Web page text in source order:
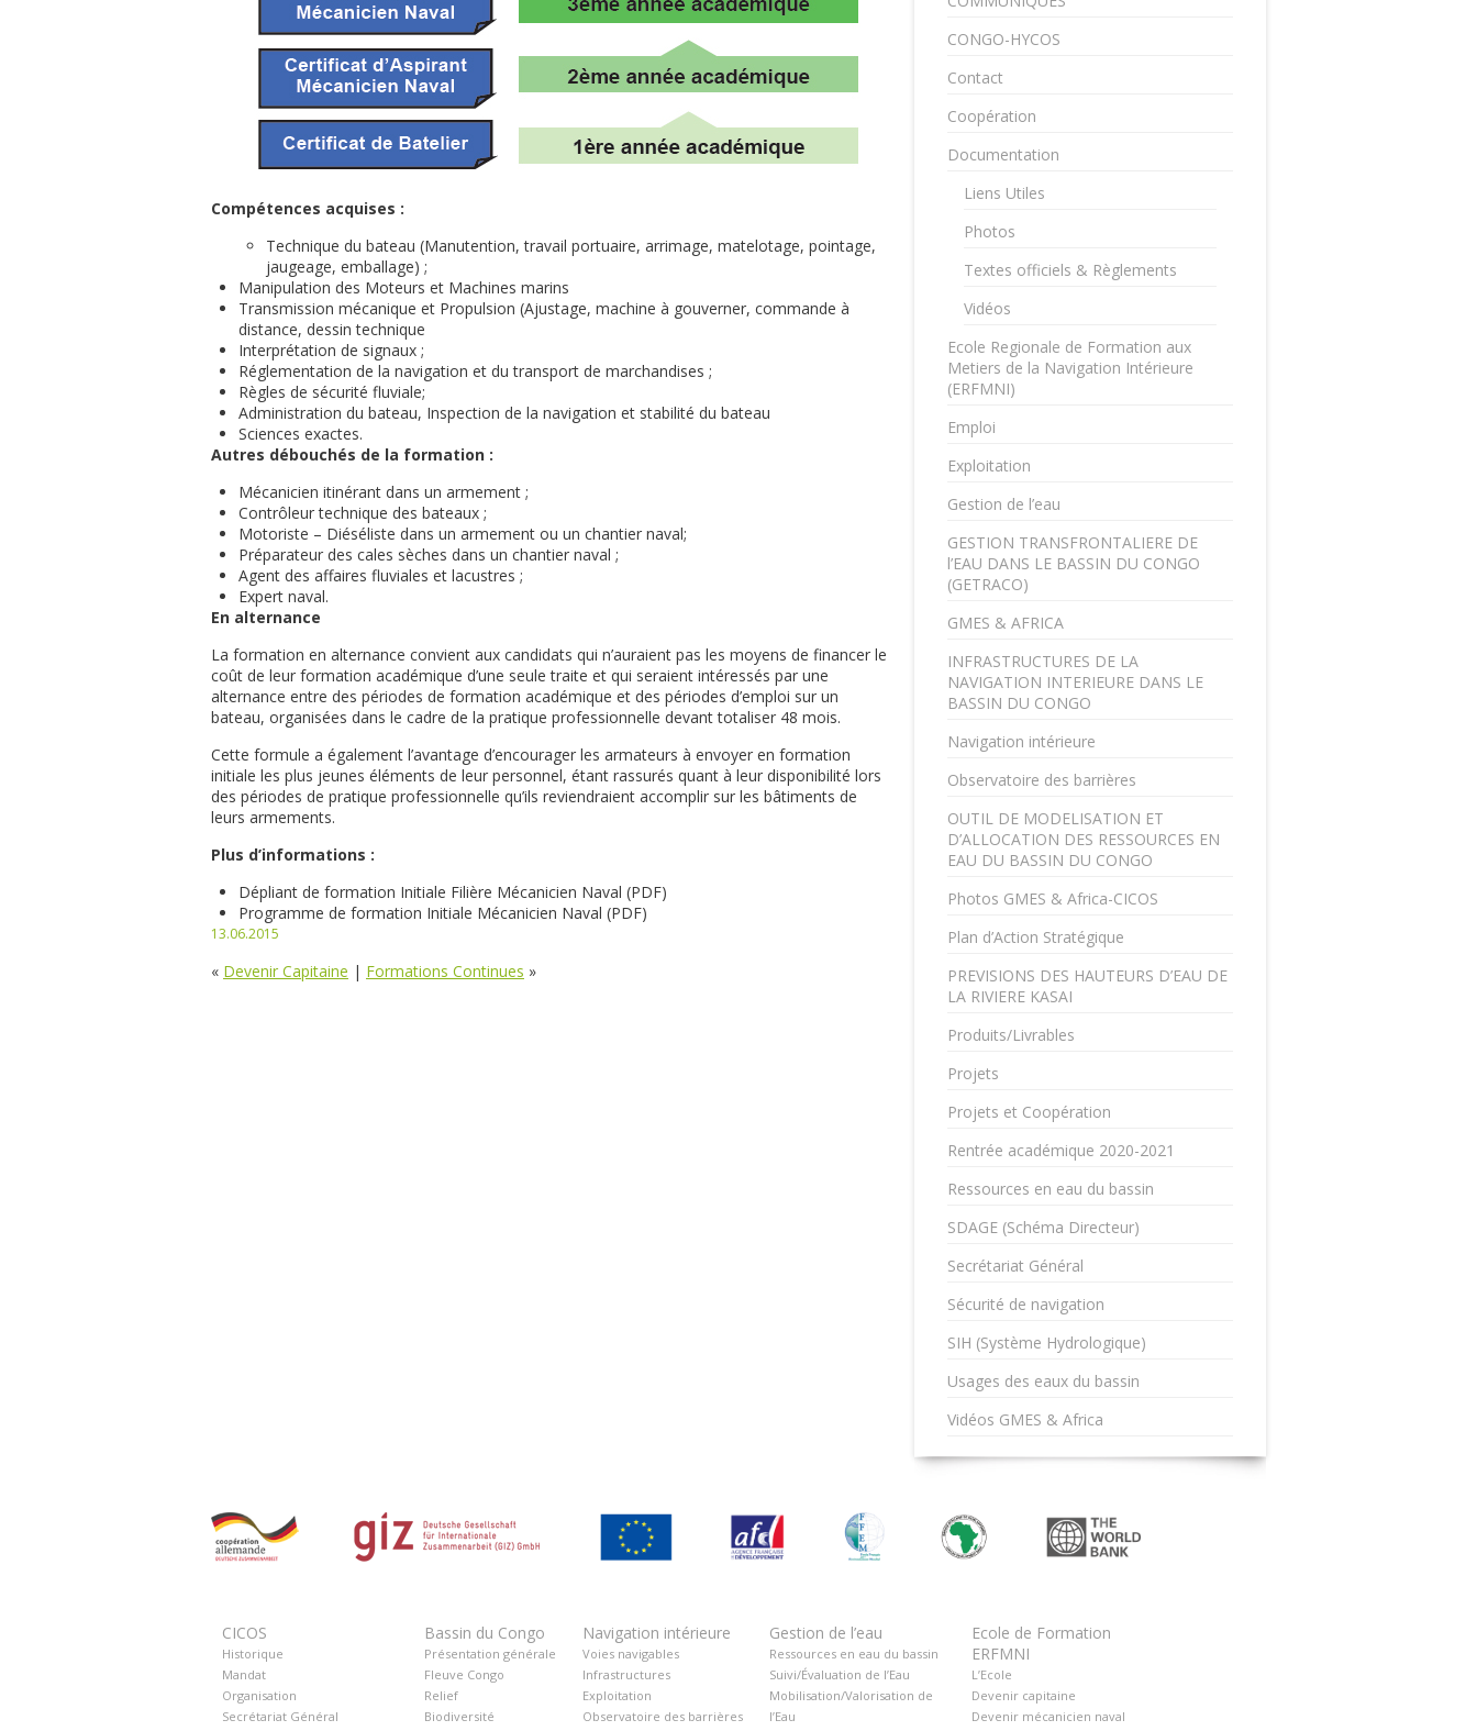
Compétences acquises :
Technique du bateau (Manutention, travail portuaire, arrimage, matelotage, pointage,
jaugeage, emballage) ;
Manipulation des Moteurs et Machines marins
Transmission mécanique et Propulsion (Ajustage, machine à gouverner, commande à
distance, dessin technique
Interprétation de signaux ;
Réglementation de la navigation et du transport de marchandises ;
Règles de sécurité fluviale;
Administration du bateau, Inspection de la navigation et stabilité du bateau
Sciences exactes.
Autres débouchés de la formation :
Mécanicien itinérant dans un armement ;
Contrôleur technique des bateaux ;
Motoriste – Diéséliste dans un armement ou un chantier naval;
Préparateur des cales sèches dans un chantier naval ;
Agent des affaires fluviales et lacustres ;
Expert naval.
En alternance
La formation en alternance convient aux candidats qui n’auraient pas les moyens de financer le
coût de leur formation académique d’une seule traite et qui seraient intéressés par une
alternance entre des périodes de formation académique et des périodes d’emploi sur un
bateau, organisées dans le cadre de la pratique professionnelle devant totaliser 48 mois.
Cette formule a également l’avantage d’encourager les armateurs à envoyer en formation
initiale les plus jeunes éléments de leur personnel, étant rassurés quant à leur disponibilité lors
des périodes de pratique professionnelle qu’ils reviendraient accomplir sur les bâtiments de
leurs armements.
Plus d’informations :
Dépliant de formation Initiale Filière Mécanicien Naval (PDF)
Programme de formation Initiale Mécanicien Naval (PDF)
13.06.2015
« Devenir Capitaine | Formations Continues »
CONGO-HYCOS
Contact
Coopération
Documentation
Liens Utiles
Photos
Textes officiels & Règlements
Vidéos
Ecole Regionale de Formation aux
Metiers de la Navigation Intérieure
(ERFMNI)
Emploi
Exploitation
Gestion de l’eau
GESTION TRANSFRONTALIERE DE
l’EAU DANS LE BASSIN DU CONGO
(GETRACO)
GMES & AFRICA
INFRASTRUCTURES DE LA
NAVIGATION INTERIEURE DANS LE
BASSIN DU CONGO
Navigation intérieure
Observatoire des barrières
OUTIL DE MODELISATION ET
D’ALLOCATION DES RESSOURCES EN
EAU DU BASSIN DU CONGO
Photos GMES & Africa-CICOS
Plan d’Action Stratégique
PREVISIONS DES HAUTEURS D’EAU DE
LA RIVIERE KASAI
Produits/Livrables
Projets
Projets et Coopération
Rentrée académique 2020-2021
Ressources en eau du bassin
SDAGE (Schéma Directeur)
Secrétariat Général
Sécurité de navigation
SIH (Système Hydrologique)
Usages des eaux du bassin
Vidéos GMES & Africa
CICOS
Historique
Mandat
Organisation
Secrétariat Général
Bassin du Congo
Présentation générale
Fleuve Congo
Relief
Biodiversité
Navigation intérieure
Voies navigables
Infrastructures
Exploitation
Observatoire des barrières
Gestion de l’eau
Ressources en eau du bassin
Suivi/Évaluation de l’Eau
Mobilisation/Valorisation de
l’Eau
Ecole de Formation
ERFMNI
L’Ecole
Devenir capitaine
Devenir mécanicien naval